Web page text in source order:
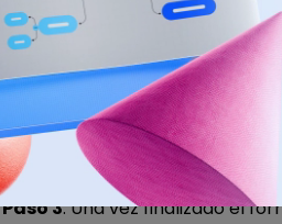
Paso 3: Una vez finalizado el